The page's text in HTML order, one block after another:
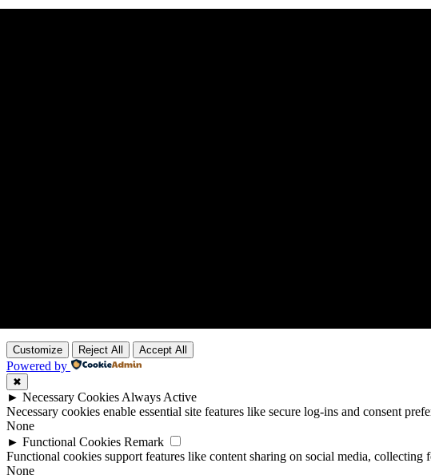
Customize Reject All Accept All
Powered by
✖
► Necessary Cookies Always Active
Necessary cookies enable essential site features like secure log-ins and consent
None
► Functional Cookies Remark
Functional cookies support features like content sharing on social media, collecting
None